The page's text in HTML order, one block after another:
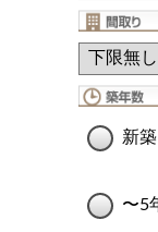
新築
〜5